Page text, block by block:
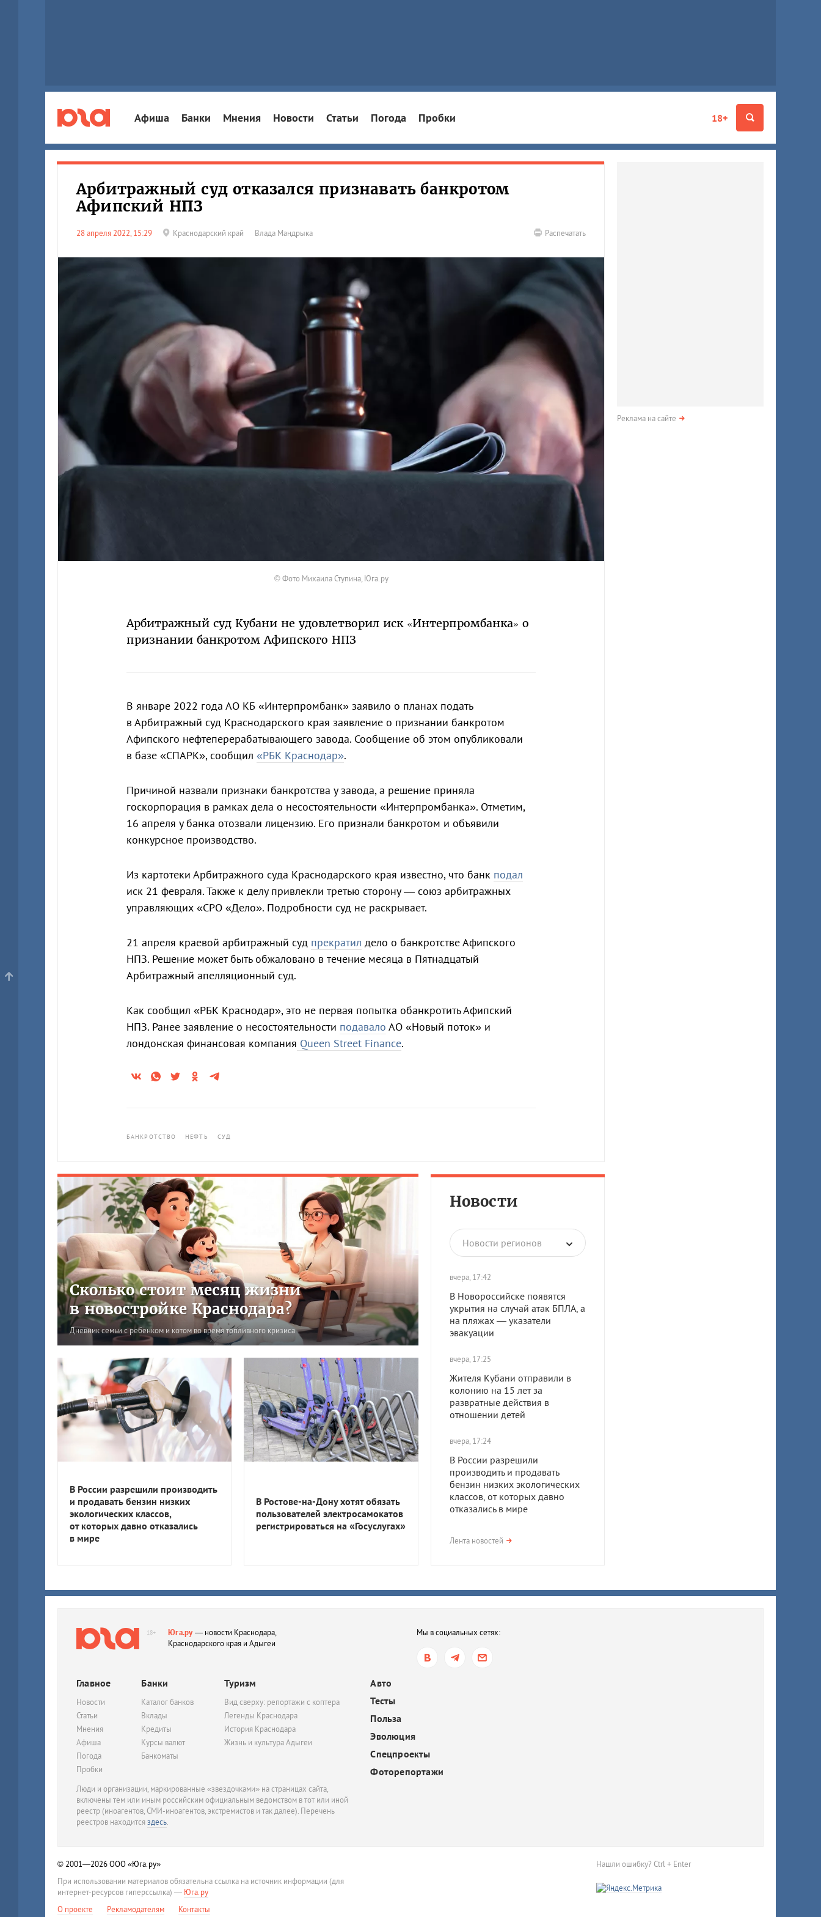
18+
Афиша Банки Мнения Новости Статьи Погода Пробки
Арбитражный суд отказался признавать банкротом
Афипский НПЗ
28 апреля 2022, 15:29 Краснодарский край Влада Мандрыка Распечатать
© Фото Михаила Ступина, Юга.ру
Арбитражный суд Кубани не удовлетворил иск «Интерпромбанка» о
признании банкротом Афипского НПЗ
В январе 2022 года АО КБ «Интерпромбанк» заявило о планах подать
в Арбитражный суд Краснодарского края заявление о признании банкротом
Афипского нефтеперерабатывающего завода. Сообщение об этом опубликовали
в базе «СПАРК», сообщил «РБК Краснодар».
Причиной назвали признаки банкротства у завода, а решение приняла
госкорпорация в рамках дела о несостоятельности «Интерпромбанка». Отметим,
16 апреля у банка отозвали лицензию. Его признали банкротом и объявили
конкурсное производство.
Из картотеки Арбитражного суда Краснодарского края известно, что банк подал
иск 21 февраля. Также к делу привлекли третью сторону — союз арбитражных
управляющих «СРО «Дело». Подробности суд не раскрывает.
21 апреля краевой арбитражный суд прекратил дело о банкротстве Афипского
НПЗ. Решение может быть обжаловано в течение месяца в Пятнадцатый
Арбитражный апелляционный суд.
Как сообщил «РБК Краснодар», это не первая попытка обанкротить Афипский
НПЗ. Ранее заявление о несостоятельности подавало АО «Новый поток» и
лондонская финансовая компания Queen Street Finance.
БАНКРОТСТВО НЕФТЬ СУД
Новости
Новости регионов
вчера, 17:42
В Новороссийске появятся
укрытия на случай атак БПЛА, а
на пляжах — указатели
эвакуации
вчера, 17:25
Жителя Кубани отправили в
колонию на 15 лет за
развратные действия в
отношении детей
вчера, 17:24
В России разрешили
производить и продавать
бензин низких экологических
классов, от которых давно
отказались в мире
вчера, 17:23
после семейной ссоры
В Ростове-на-Дону хотят
электросамокатов
Лента новостей
Сколько стоит месяц жизни
в новостройке Краснодара?
Дневник семьи с ребенком и котом во время топливного кризиса
В России разрешили производить
и продавать бензин низких
экологических классов,
от которых давно отказались
в мире
В Ростове-на-Дону хотят обязать
пользователей электросамокатов
регистрироваться на «Госуслугах»
Реклама на сайте
18+ Юга.ру— новости Краснодара,
Краснодарского края и Адыгеи
Мы в социальных сетях:
Главное
Новости
Статьи
Мнения
Афиша
Погода
Пробки
Банки
Каталог банков
Вклады
Кредиты
Курсы валют
Банкоматы
Туризм
Вид сверху: репортажи с коптера
Легенды Краснодара
История Краснодара
Жизнь и культура Адыгеи
Авто
Тесты
Польза
Эволюция
Спецпроекты
Фоторепортажи
Люди и организации, маркированные «звездочками» на страницах сайта,
включены тем или иным российским официальным ведомством в тот или иной
реестр (иноагентов, СМИ-иноагентов, экстремистов и так далее). Перечень
реестров находитсяздесь.
© 2001—2026ООО «Юга.ру»
При использовании материалов обязательна ссылка на источник информации (для
интернет-ресурсов гиперссылка) — Юга.ру
О проекте
Рекламодателям Контакты
Нашли ошибку? Ctrl + Enter